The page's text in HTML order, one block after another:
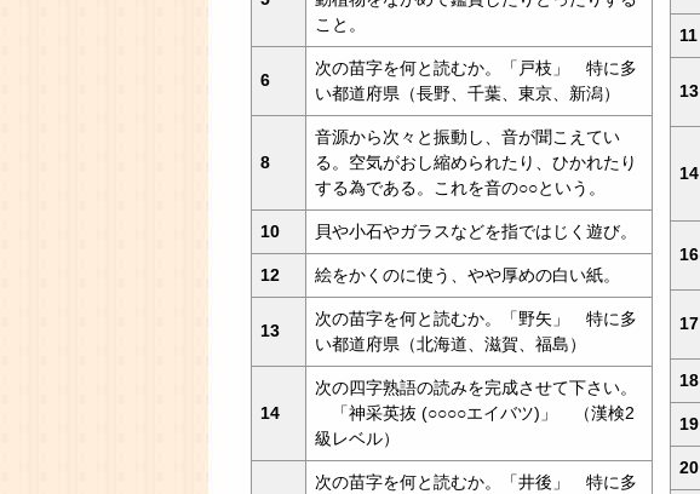
こと。
6
次の苗字を何と読むか。「戸枝」 特に多
い都道府県（長野、千葉、東京、新潟）
8
音源から次々と振動し、音が聞こえてい
る。空気がおし縮められたり、ひかれたり
する為である。これを音の○○という。
10 貝や小石やガラスなどを指ではじく遊び。
12 絵をかくのに使う、やや厚めの白い紙。
13
次の苗字を何と読むか。「野矢」 特に多
い都道府県（北海道、滋賀、福島）
14
次の四字熟語の読みを完成させて下さい。
「神采英抜 (○○○○エイバツ)」 （漢検2
級レベル）
次の苗字を何と読むか。「井後」 特に多
11
13
14
16
17
18
19
20